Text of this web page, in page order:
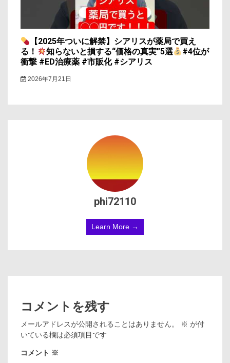
【2025年ついに解禁】シアリスが薬局で買え
る！
知らないと損する“価格の真実”5選
#4位が
衝撃 #ED治療薬 #市販化 #シアリス
2026年7月21日
phi72110
Learn More →
コメントを残す
メールアドレスが公開されることはありません。 ※ が付
いている欄は必須項目です
コメント ※